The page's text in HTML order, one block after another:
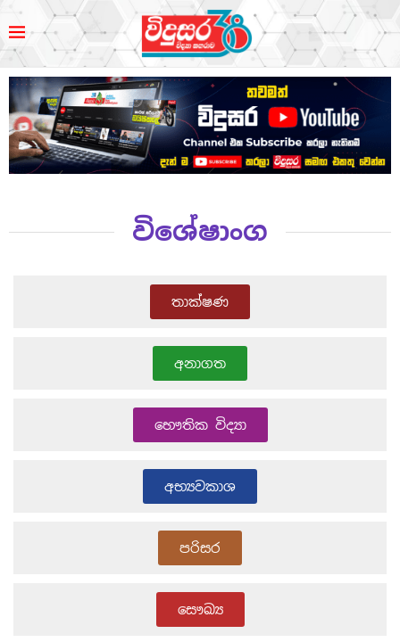
විශේෂාංග
තාක්ෂණ
අනාගත
භෞතික විද්‍යා
අභ්‍යවකාශ
පරිසර
සෞඛ්‍ය